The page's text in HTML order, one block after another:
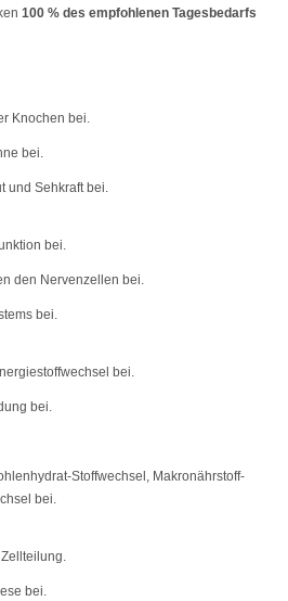
100 % des empfohlenen Tagesbedarfs
Knochen bei.
bei.
und Sehkraft bei.
bei.
den Nervenzellen bei.
bei.
bei.
bei.
Stoffwechsel, Makronährstoff-
bei.
bei.